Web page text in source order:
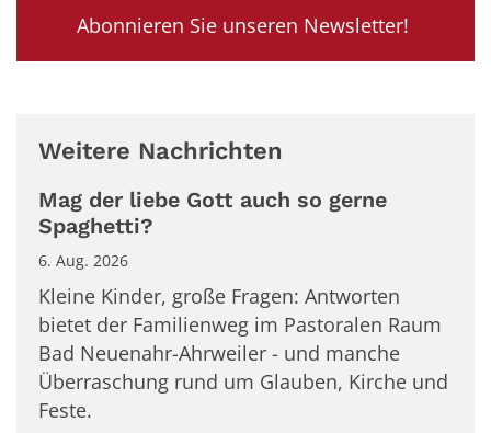
Abonnieren Sie unseren Newsletter!
Weitere Nachrichten
Mag der liebe Gott auch so gerne
Spaghetti?
6. Aug. 2026
Kleine Kinder, große Fragen: Antworten
bietet der Familienweg im Pastoralen Raum
Bad Neuenahr-Ahrweiler - und manche
Überraschung rund um Glauben, Kirche und
Feste.